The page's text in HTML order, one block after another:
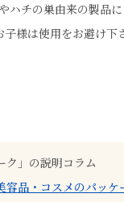
ハチの巣由来の製品
様は使用をお避け下
」の説明コラム
容品・コスメのパッ